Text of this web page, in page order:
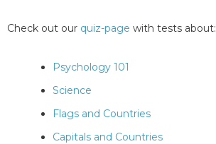
Check out our quiz-page with tests about:
Psychology 101
Science
Flags and Countries
Capitals and Countries